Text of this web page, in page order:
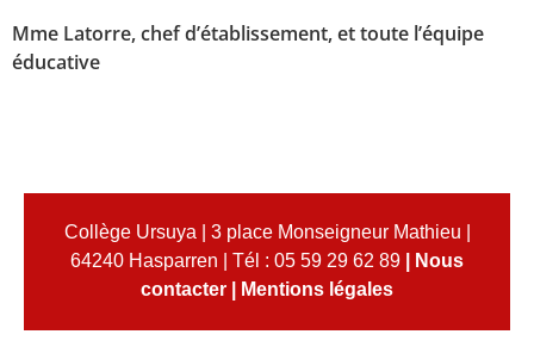
Mme Latorre, chef d’établissement, et toute l’équipe
éducative
Collège Ursuya | 3 place Monseigneur Mathieu |
64240 Hasparren | Tél : 05 59 29 62 89
Nous
contacter
Mentions légales